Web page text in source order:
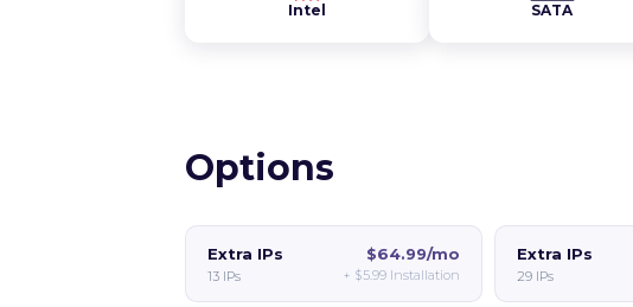
Intel SATA
Options
Extra IPs
13 IPs
$64.99/mo
+ $5.99Installation
Extra IPs
29 IPs